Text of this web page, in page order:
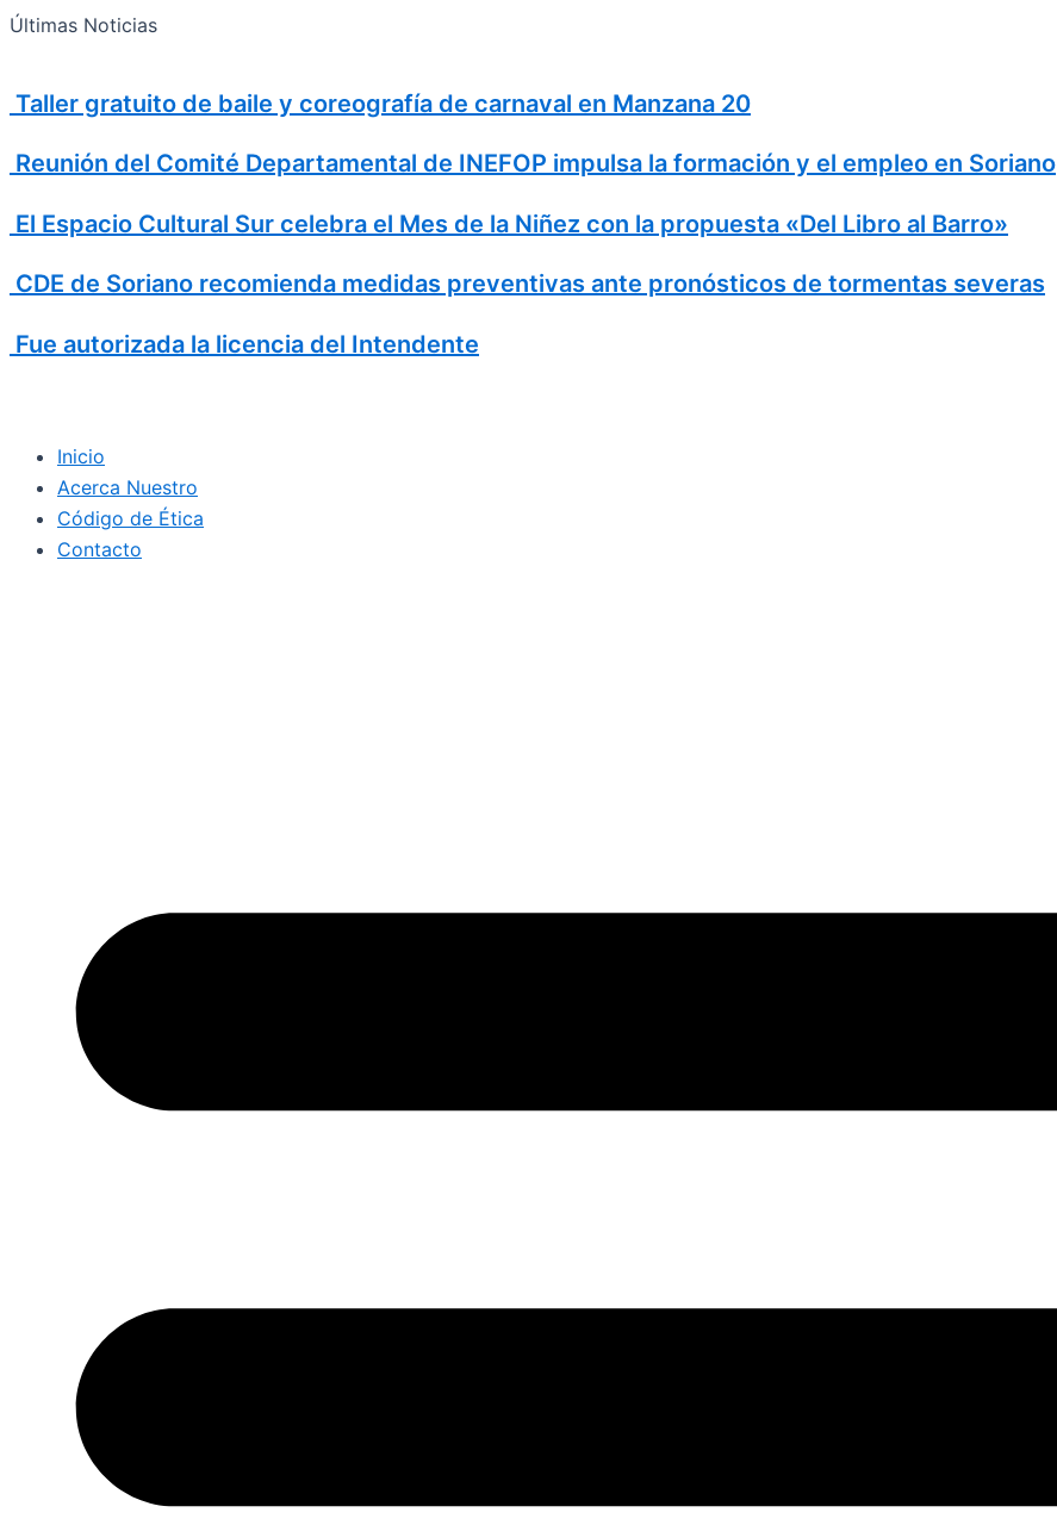
Ir
Últimas Noticias
Taller gratuito de baile y coreografía de carnaval en Manzana 20
Reunión del Comité Departamental de INEFOP impulsa la formación y el empleo en Soriano
El Espacio Cultural Sur celebra el Mes de la Niñez con la propuesta «Del Libro al Barro»
CDE de Soriano recomienda medidas preventivas ante pronósticos de tormentas severas
Fue autorizada la licencia del Intendente
Inicio
Acerca Nuestro
Código de Ética
Contacto
Search